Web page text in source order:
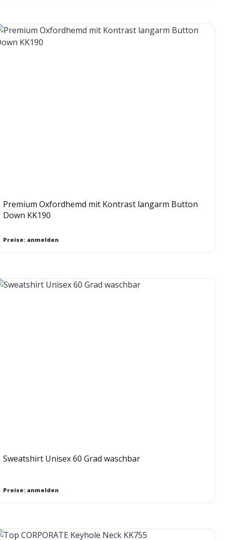
Premium Oxfordhemd mit Kontrast langarm Button
Down KK190
Preise: anmelden
Sweatshirt Unisex 60 Grad waschbar
Preise: anmelden